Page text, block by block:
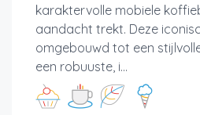
karaktervolle mobiele
aandacht trekt. Deze
omgebouwd tot een
een robuuste, i...